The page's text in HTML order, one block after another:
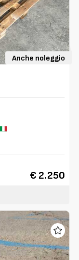
Anche noleggio
€ 2.250